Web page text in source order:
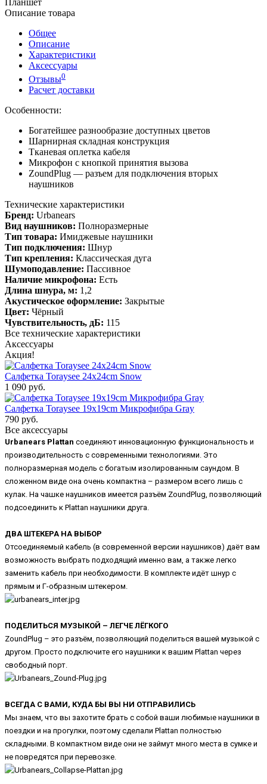
Планшет
Описание товара
Общее
Описание
Характеристики
Аксессуары
Отзывы0
Расчет доставки
Особенности:
Богатейшее разнообразие доступных цветов
Шарнирная складная конструкция
Тканевая оплетка кабеля
Микрофон с кнопкой принятия вызова
ZoundPlug — разъем для подключения вторых
наушников
Технические характеристики
Бренд: Urbanears
Вид наушников: Полноразмерные
Тип товара: Имиджевые наушники
Тип подключения: Шнур
Тип крепления: Классическая дуга
Шумоподавление: Пассивное
Наличие микрофона: Есть
Длина шнура, м: 1,2
Акустическое оформление: Закрытые
Цвет: Чёрный
Чувствительность, дБ: 115
Все технические характеристики
Аксессуары
Акция!
Салфетка Toraysee 24x24cm Snow
1 090 руб.
Салфетка Toraysee 19x19cm Микрофибра Gray
790 руб.
Все аксессуары
Urbanears Plattan соединяют инновационную функциональность и
производительность с современными технологиями. Это
полноразмерная модель с богатым изолированным саундом. В
сложенном виде она очень компактна – размером всего лишь с
кулак. На чашке наушников имеется разъём ZoundPlug, позволяющий
подсоединить к Plattan наушники друга.
ДВА ШТЕКЕРА НА ВЫБОР
Отсоединяемый кабель (в современной версии наушников) даёт вам
возможность выбрать подходящий именно вам, а также легко
заменить кабель при необходимости. В комплекте идёт шнур с
прямым и Г-образным штекером.
ПОДЕЛИТЬСЯ МУЗЫКОЙ – ЛЕГЧЕ ЛЁГКОГО
ZoundPlug – это разъём, позволяющий поделиться вашей музыкой с
другом. Просто подключите его наушники к вашим Plattan через
свободный порт.
ВСЕГДА С ВАМИ, КУДА БЫ ВЫ НИ ОТПРАВИЛИСЬ
Мы знаем, что вы захотите брать с собой ваши любимые наушники в
поездки и на прогулки, поэтому сделали Plattan полностью
складными. В компактном виде они не займут много места в сумке и
не повредятся при перевозке.